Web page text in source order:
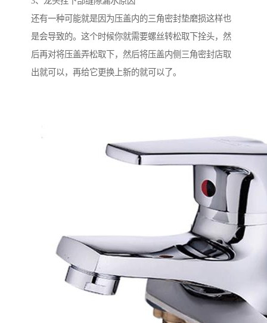
还有一种可能就是因为压盖内的三角密封垫磨损这样也
是会导致的。这个时候你就需要螺丝转松取下拴头，然
后再对将压盖弄松取下，然后将压盖内侧三角密封店取
出就可以，再给它更换上新的就可以了。